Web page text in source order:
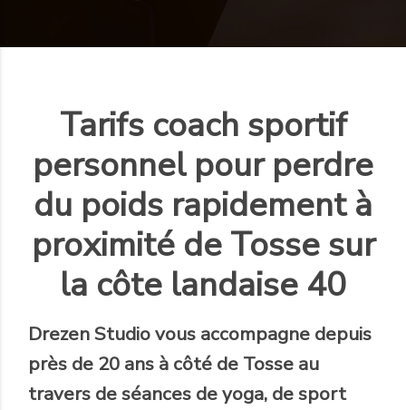
Tarifs coach sportif
personnel pour perdre
du poids rapidement à
proximité de Tosse sur
la côte landaise 40
Drezen Studiovous accompagne depuis
près de 20 ans à côté de Tosse au
travers de séances de yoga, de sport